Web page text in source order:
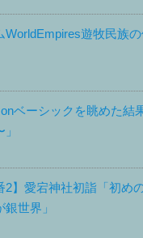
WorldEmpires遊牧民族
ベーシックを眺めた結
2】愛宕神社初詣「初め
世界」